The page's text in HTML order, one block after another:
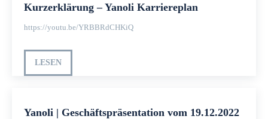
Kurzerklärung – Yanoli Karriereplan
https://youtu.be/YRBBRdCHKiQ
LESEN
Yanoli | Geschäftspräsentation vom 19.12.2022